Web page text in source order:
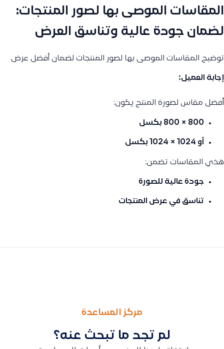
المقاسات الموصى بها لصور المنتجات:
لضمان جودة عالية وتناسق العرض
توضيح المقاسات الموصى بها لصور المنتجات لضمان أفضل عرض
إجابة العميل:
أفضل مقاس لصورة المنتج يكون:
‎800 × 800 بكسل
أو ‎1024 × 1024 بكسل
هذي المقاسات تضمن:
جودة عالية للصورة
تناسق في عرض المنتجات
مركز المساعدة
لم تجد ما تبحث عنه؟